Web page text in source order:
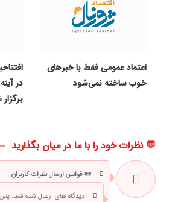
اعتماد عمومی فقط با خبرهای
خوب ساخته نمی‌شود
در
💬 نظرات خود را با ما در میان بگذارید
📜 قوانین ارسال نظرات کاربران
دیدگاه های ارسال شده شما،